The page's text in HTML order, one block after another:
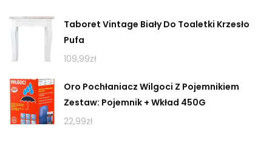
Taboret Vintage Biały Do Toaletki Krzesło
Pufa
109,99zł
Oro Pochłaniacz Wilgoci Z Pojemnikiem
Zestaw: Pojemnik + Wkład 450G
22,99zł